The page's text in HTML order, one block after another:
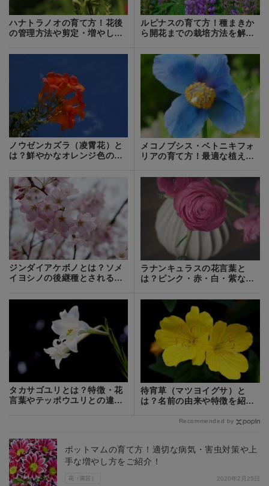
ハナトラノオの育て方！花後
の管理方法や剪定・増やし方
ルピナスの育て方！種まきか
ら開花までの栽培方法を解
ノウゼンカズラ（凌霄花）と
は？鮮やかなオレンジ色の花
メコノプシス・ベトニキフォ
リアの育て方！最適な植え付
ジンダイアケボノとは？ソメ
イヨシノの後継種とされる桜
ラナンキュラスの花言葉と
は？ピンク・赤・白・紫など
タカサゴユリとは？特徴・花
言葉やテッポウユリとの違い
待宵草（マツヨイグサ）と
は？名前の由来や特徴を紹
Recommended by
花（園芸）
ポットマムの育て方！適切な病気・害虫対策や上
手な増やし方をご紹介！
2020年2月25日